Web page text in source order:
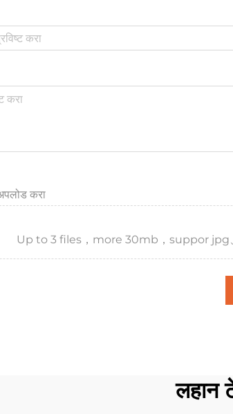
करा
Up to 3 files，more 30mb，suppor
लहान